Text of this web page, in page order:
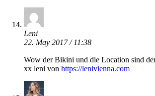
Leni
22. May 2017 / 11:38
Wow der Bikini und die Location sind
xx leni von https://lenivienna.com